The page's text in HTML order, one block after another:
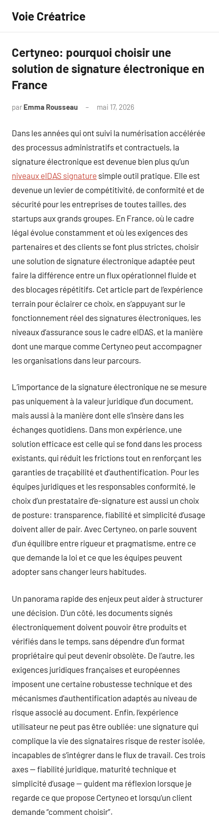
contenu
Voie Créatrice
Certyneo: pourquoi choisir une
solution de signature électronique en
France
par Emma Rousseau mai 17, 2026
Dans les années qui ont suivi la numérisation accélérée
des processus administratifs et contractuels, la
signature électronique est devenue bien plus qu’un
niveaux eIDAS signature simple outil pratique. Elle est
devenue un levier de compétitivité, de conformité et de
sécurité pour les entreprises de toutes tailles, des
startups aux grands groupes. En France, où le cadre
légal évolue constamment et où les exigences des
partenaires et des clients se font plus strictes, choisir
une solution de signature électronique adaptée peut
faire la différence entre un flux opérationnel fluide et
des blocages répétitifs. Cet article part de l’expérience
terrain pour éclairer ce choix, en s’appuyant sur le
fonctionnement réel des signatures électroniques, les
niveaux d’assurance sous le cadre eIDAS, et la manière
dont une marque comme Certyneo peut accompagner
les organisations dans leur parcours.
L’importance de la signature électronique ne se mesure
pas uniquement à la valeur juridique d’un document,
mais aussi à la manière dont elle s’insère dans les
échanges quotidiens. Dans mon expérience, une
solution efficace est celle qui se fond dans les process
existants, qui réduit les frictions tout en renforçant les
garanties de traçabilité et d’authentification. Pour les
équipes juridiques et les responsables conformité, le
choix d’un prestataire d’e-signature est aussi un choix
de posture: transparence, fiabilité et simplicité d’usage
doivent aller de pair. Avec Certyneo, on parle souvent
d’un équilibre entre rigueur et pragmatisme, entre ce
que demande la loi et ce que les équipes peuvent
adopter sans changer leurs habitudes.
Un panorama rapide des enjeux peut aider à structurer
une décision. D’un côté, les documents signés
électroniquement doivent pouvoir être produits et
vérifiés dans le temps, sans dépendre d’un format
propriétaire qui peut devenir obsolète. De l’autre, les
exigences juridiques françaises et européennes
imposent une certaine robustesse technique et des
mécanismes d’authentification adaptés au niveau de
risque associé au document. Enfin, l’expérience
utilisateur ne peut pas être oubliée: une signature qui
complique la vie des signataires risque de rester isolée,
incapables de s’intégrer dans le flux de travail. Ces trois
axes — fiabilité juridique, maturité technique et
simplicité d’usage — guident ma réflexion lorsque je
regarde ce que propose Certyneo et lorsqu’un client
demande “comment choisir”.